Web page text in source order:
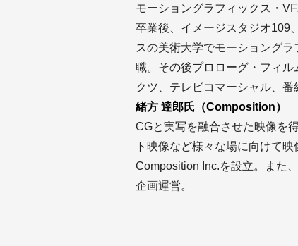
モーショングラフィックス・
卒業後、イメージスタジオ109
スの美術大学でモーショング
職。その後プロローグ・フィ
クツ、テレビコマーシャル、番
緒方 達郎氏（Composition）
CGと実写を融合させた映像を
ト映像など様々な場に向けて
Composition Inc.を設立。また
企画運営。